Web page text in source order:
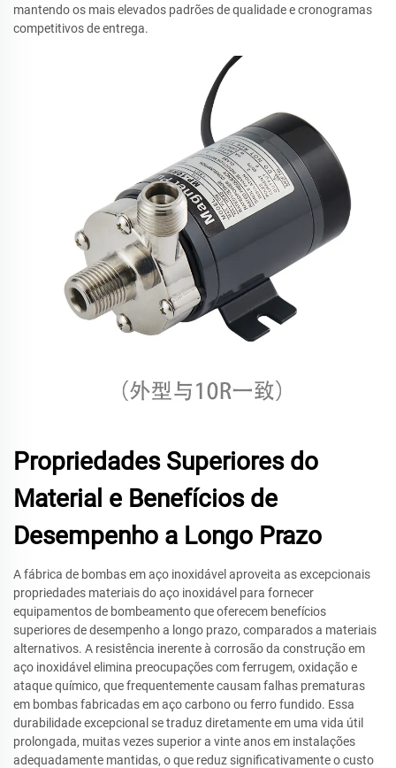
mantendo os mais elevados padrões de qualidade e cronogramas
competitivos de entrega.
Propriedades Superiores do
Material e Benefícios de
Desempenho a Longo Prazo
A fábrica de bombas em aço inoxidável aproveita as excepcionais
propriedades materiais do aço inoxidável para fornecer
equipamentos de bombeamento que oferecem benefícios
superiores de desempenho a longo prazo, comparados a materiais
alternativos. A resistência inerente à corrosão da construção em
aço inoxidável elimina preocupações com ferrugem, oxidação e
ataque químico, que frequentemente causam falhas prematuras
em bombas fabricadas em aço carbono ou ferro fundido. Essa
durabilidade excepcional se traduz diretamente em uma vida útil
prolongada, muitas vezes superior a vinte anos em instalações
adequadamente mantidas, o que reduz significativamente o custo